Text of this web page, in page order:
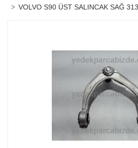
VOLVO S90 ÜST SALINCAK SAĞ